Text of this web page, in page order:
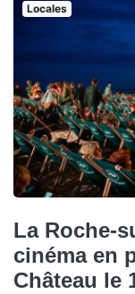
Locales
La Roche-
cinéma en
Château le